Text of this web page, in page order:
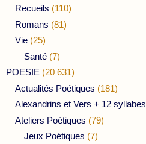
Recueils (110)
Romans (81)
Vie (25)
Santé (7)
POESIE (20 631)
Actualités Poétiques (181)
Alexandrins et Vers + 12 syllabes
Ateliers Poétiques (79)
Jeux Poétiques (7)